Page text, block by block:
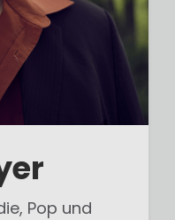
Pop und